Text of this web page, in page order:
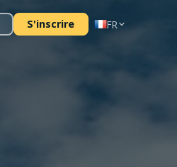
S'inscrire FR